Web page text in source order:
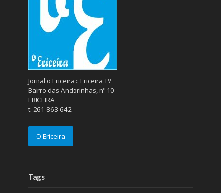
Jornal o Ericeira :: Ericeira TV
Bairro das Andorinhas, nº 10
ERICEIRA
t. 261 863 642
O Ericeira
Tags